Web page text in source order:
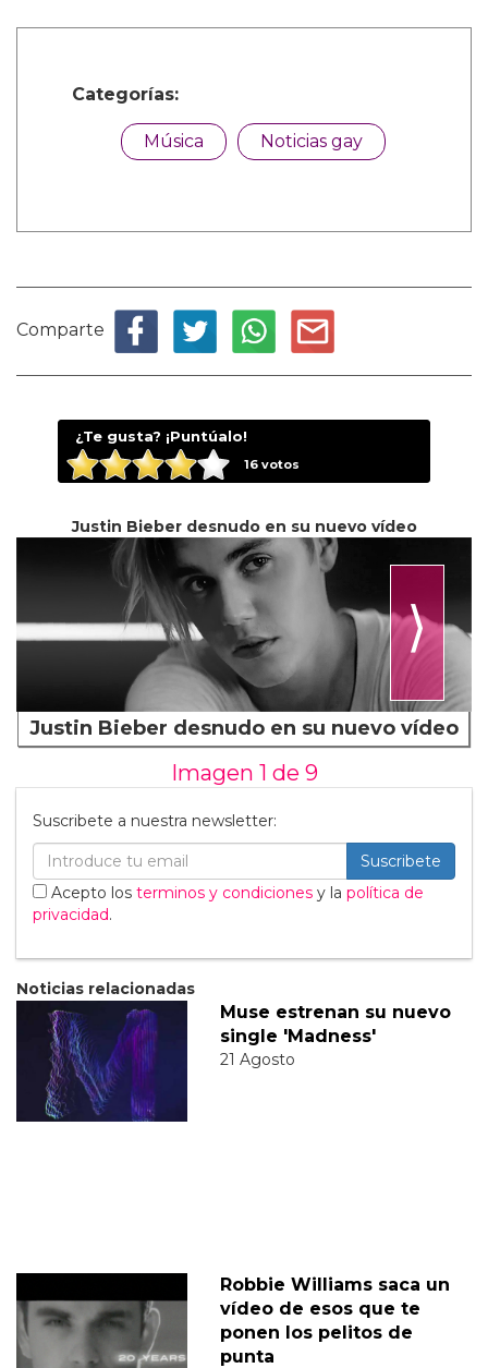
Categorías:
Música Noticias gay
Comparte
¿Te gusta? ¡Puntúalo!
16votos
Justin Bieber desnudo en su nuevo vídeo
⟩
Justin Bieber desnudo en su nuevo vídeo
Imagen 1 de 9
Suscribete a nuestra newsletter:
Suscribete
Acepto los terminos y condiciones y la política de
privacidad.
Noticias relacionadas
Muse estrenan su nuevo
single 'Madness'
21 Agosto
Robbie Williams saca un
vídeo de esos que te
ponen los pelitos de
punta